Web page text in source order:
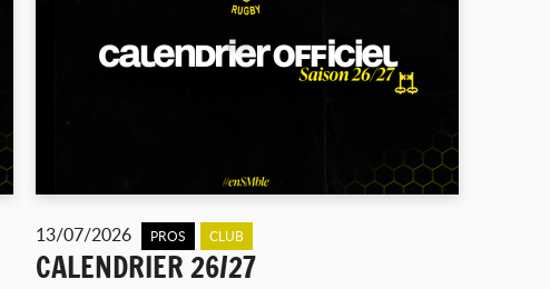
13/07/2026 PROS CLUB
CALENDRIER 26/27